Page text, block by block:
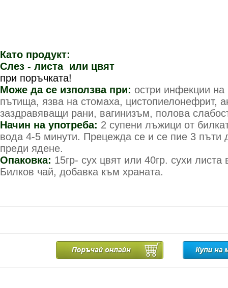
Като продукт:
Слез - листа или цвят
при поръчката!
Може да се използва при: остри инфекции на
пътища, язва на стомаха, цистопиелонефрит,
заздравяващи рани, вагинизъм, полова
Начин на употреба: 2 супени лъжици от
вода 4-5 минути. Прецежда се и се пие 3 пъти
преди ядене.
Опаковка: 15гр- сух цвят или 40гр. сухи
Билков чай, добавка към храната.